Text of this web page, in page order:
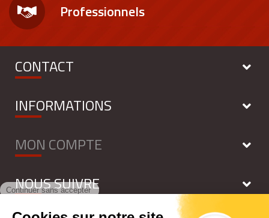
Professionnels
CONTACT
INFORMATIONS
MON COMPTE
NOUS SUIVRE